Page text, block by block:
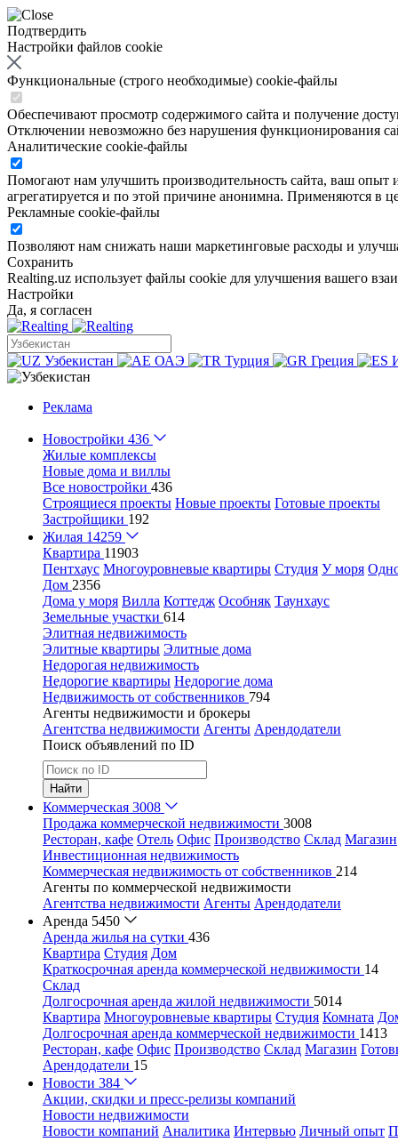
Подтвердить
Настройки файлов cookie
Функциональные (строго необходимые) cookie-файлы
Обеспечивают просмотр содержимого сайта и получение
Отключении невозможно без нарушения функционирования
Аналитические cookie-файлы
Помогают нам улучшить производительность сайта, ваш опыт
агрегатируется и по этой причине анонимна. Применяются в
Рекламные cookie-файлы
Позволяют нам снижать наши маркетинговые расходы и
Сохранить
Realting.uz использует файлы cookie для улучшения вашего
Настройки
Да, я согласен
Узбекистан ОАЭ Турция Греция
Реклама
Новостройки 436
Жилые комплексы
Новые дома и виллы
Все новостройки 436
Строящиеся проекты Новые проекты Готовые проекты
Застройщики 192
Жилая 14259
Квартира 11903
Пентхаус Многоуровневые квартиры Студия У моря
Дом 2356
Дома у моря Вилла Коттедж Особняк Таунхаус
Земельные участки 614
Элитная недвижимость
Элитные квартиры Элитные дома
Недорогая недвижимость
Недорогие квартиры Недорогие дома
Недвижимость от собственников 794
Агенты недвижимости и брокеры
Агентства недвижимости Агенты Арендодатели
Поиск объявлений по ID
Найти
Коммерческая 3008
Продажа коммерческой недвижимости 3008
Ресторан, кафе Отель Офис Производство Склад Магазин
Инвестиционная недвижимость
Коммерческая недвижимость от собственников 214
Агенты по коммерческой недвижимости
Агентства недвижимости Агенты Арендодатели
Аренда 5450
Аренда жилья на сутки 436
Квартира Студия Дом
Краткосрочная аренда коммерческой недвижимости 14
Склад
Долгосрочная аренда жилой недвижимости 5014
Квартира Многоуровневые квартиры Студия Комната
Долгосрочная аренда коммерческой недвижимости 1413
Ресторан, кафе Офис Производство Склад Магазин
Арендодатели 15
Новости 384
Акции, скидки и пресс-релизы компаний
Новости недвижимости
Новости компаний Аналитика Интервью Личный опыт